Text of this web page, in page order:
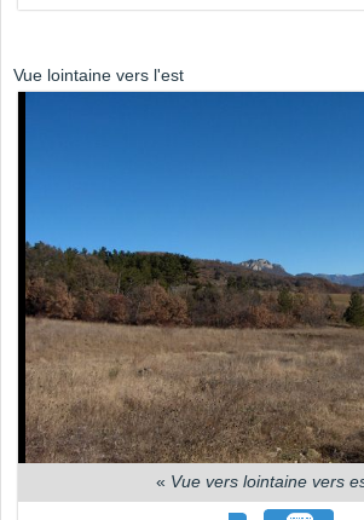
Vue lointaine vers l'est
« Vue vers lointaine vers